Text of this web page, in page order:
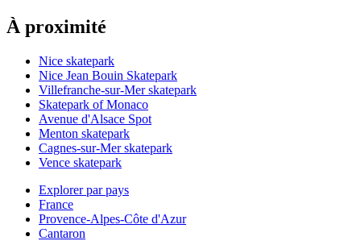
À proximité
Nice skatepark
Nice Jean Bouin Skatepark
Villefranche-sur-Mer skatepark
Skatepark of Monaco
Avenue d'Alsace Spot
Menton skatepark
Cagnes-sur-Mer skatepark
Vence skatepark
Explorer par pays
France
Provence-Alpes-Côte d'Azur
Cantaron